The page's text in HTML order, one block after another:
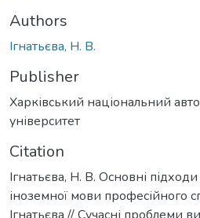
Authors
Ігнатьєва, Н. В.
Publisher
Харківський національний
університет
Citation
Ігнатьєва, Н. В. Основні
іноземної мови професійного